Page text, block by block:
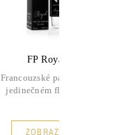
FP Royal
Francouzské parfémy v
jedinečném flakónu.
ZOBRAZIT